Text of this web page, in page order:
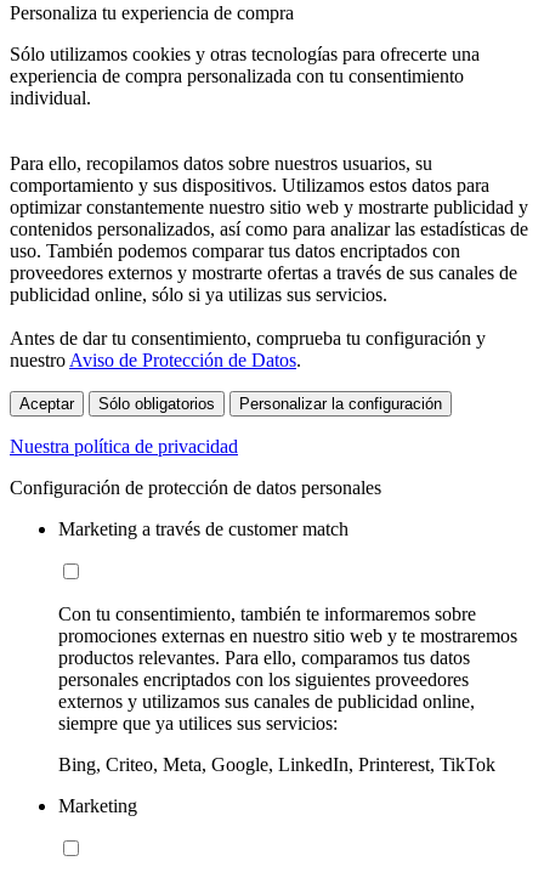
Personaliza tu experiencia de compra
Sólo utilizamos cookies y otras tecnologías para ofrecerte una
experiencia de compra personalizada con tu consentimiento
individual.
Para ello, recopilamos datos sobre nuestros usuarios, su
comportamiento y sus dispositivos. Utilizamos estos datos para
optimizar constantemente nuestro sitio web y mostrarte publicidad y
contenidos personalizados, así como para analizar las estadísticas de
uso. También podemos comparar tus datos encriptados con
proveedores externos y mostrarte ofertas a través de sus canales de
publicidad online, sólo si ya utilizas sus servicios.
Antes de dar tu consentimiento, comprueba tu configuración y
nuestro Aviso de Protección de Datos.
Aceptar Sólo obligatorios Personalizar la configuración
Nuestra política de privacidad
Configuración de protección de datos personales
Marketing a través de customer match
Con tu consentimiento, también te informaremos sobre
promociones externas en nuestro sitio web y te mostraremos
productos relevantes. Para ello, comparamos tus datos
personales encriptados con los siguientes proveedores
externos y utilizamos sus canales de publicidad online,
siempre que ya utilices sus servicios:
Bing, Criteo, Meta, Google, LinkedIn, Printerest, TikTok
Marketing